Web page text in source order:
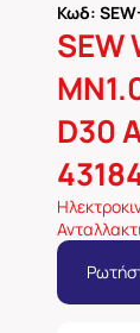
Κωδ:
SEW
D30